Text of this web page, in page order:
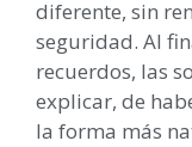
diferente, sin
seguridad. Al
recuerdos, las
explicar, de
la forma más